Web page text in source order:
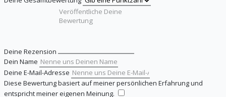
Deine Rezension
Dein Name
Deine E-Mail-Adresse
Diese Bewertung basiert auf meiner persönlichen Erfahrung und
entspricht meiner eigenen Meinung.